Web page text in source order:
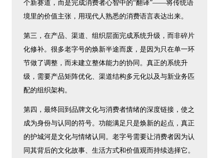
个新赛道，而是完成消费者心智中的“翻译”——将传统语
境里的价值主张，用现代人熟悉的消费语言表达出来。
第三，在产品、渠道、组织层面完成系统升级，而非碎片
化修补。很多老字号的焕新半途而废，是因为只在单一环
节做了调整，而未建立整体能力的协同。真正的系统升
级，需要产品矩阵优化、渠道结构多元化以及与新业务匹
配的组织架构。
第四，最终回到品牌文化与消费者情绪的深度链接，使之
成为身份与认同的符号。功能满足只是焕新的起点，真正
的护城河是文化与情绪认同。老字号需要让消费者因为认
同其背后的文化故事、生活方式和价值观而持续选择它。